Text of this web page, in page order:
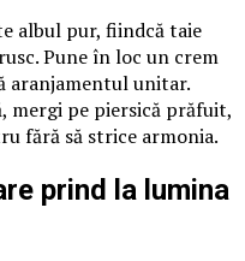
albul pur, fiindcă taie
Pune în loc un crem
aranjamentul unitar.
mergi pe piersică prăfuit,
fără să strice armonia.
prind la lumina